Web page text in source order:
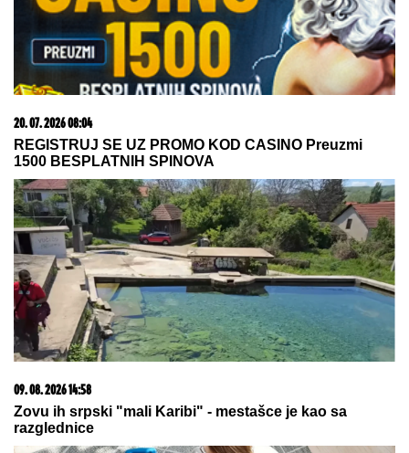
09. 08. 2026 21:10
Problem za Partizan pred revanš sa Tobolom